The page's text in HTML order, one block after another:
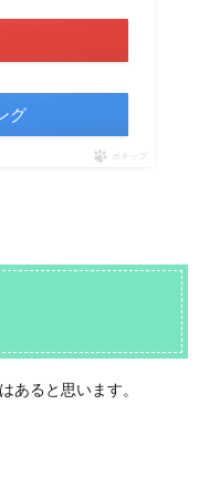
グ
ポチップ
あると思います。